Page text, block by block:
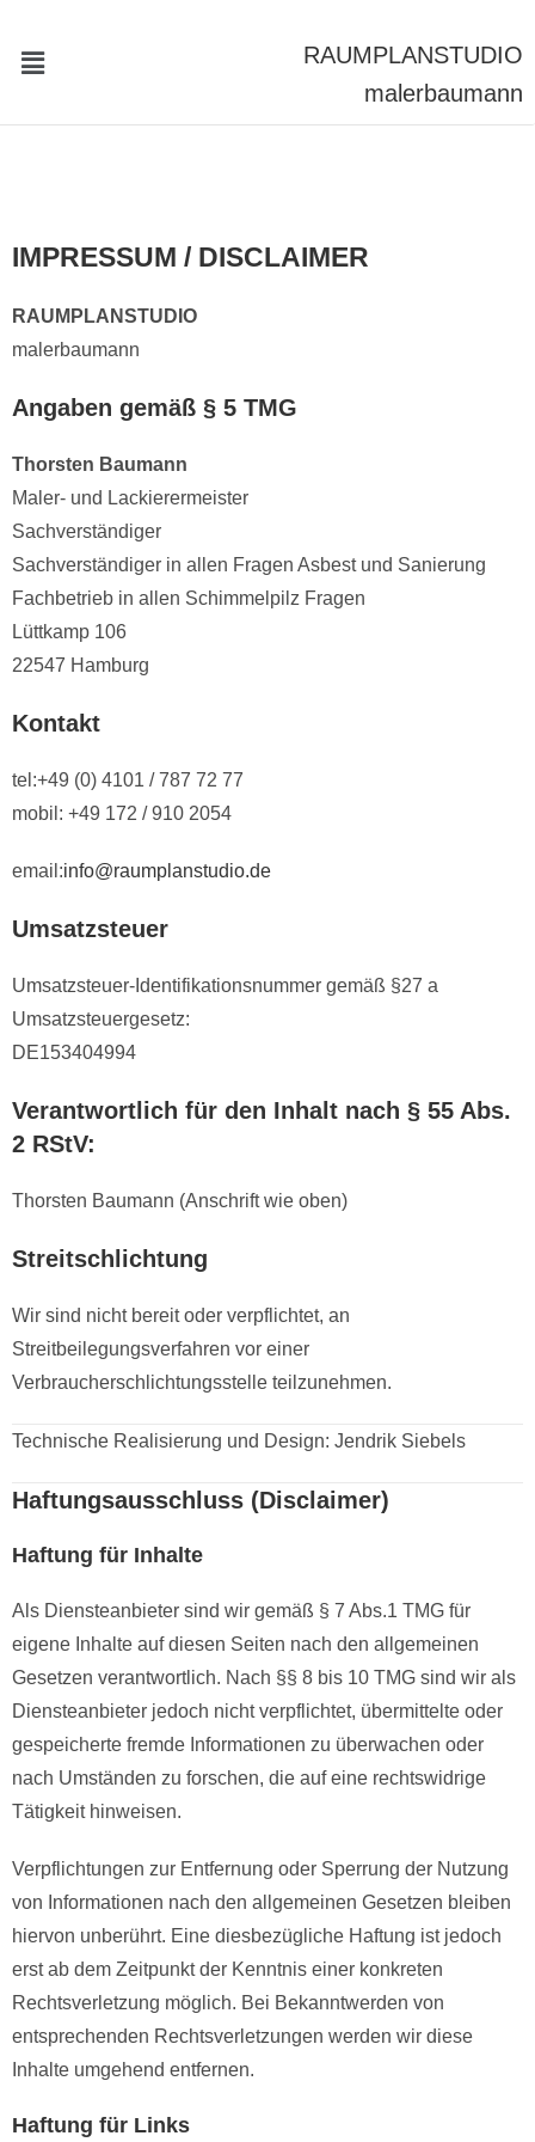
RAUMPLANSTUDIO
malerbaumann
IMPRESSUM / DISCLAIMER
RAUMPLANSTUDIO
malerbaumann
Angaben gemäß § 5 TMG
Thorsten Baumann
Maler- und Lackierermeister
Sachverständiger
Sachverständiger in allen Fragen Asbest und Sanierung
Fachbetrieb in allen Schimmelpilz Fragen
Lüttkamp 106
22547 Hamburg
Kontakt
tel:+49 (0) 4101 / 787 72 77
mobil: +49 172 / 910 2054
email:info@raumplanstudio.de
Umsatzsteuer
Umsatzsteuer-Identifikationsnummer gemäß §27 a
Umsatzsteuergesetz:
DE153404994
Verantwortlich für den Inhalt nach § 55 Abs.
2 RStV:
Thorsten Baumann (Anschrift wie oben)
Streitschlichtung
Wir sind nicht bereit oder verpflichtet, an
Streitbeilegungsverfahren vor einer
Verbraucherschlichtungsstelle teilzunehmen.
Technische Realisierung und Design: Jendrik Siebels
Haftungsausschluss (Disclaimer)
Haftung für Inhalte
Als Diensteanbieter sind wir gemäß § 7 Abs.1 TMG für
eigene Inhalte auf diesen Seiten nach den allgemeinen
Gesetzen verantwortlich. Nach §§ 8 bis 10 TMG sind wir als
Diensteanbieter jedoch nicht verpflichtet, übermittelte oder
gespeicherte fremde Informationen zu überwachen oder
nach Umständen zu forschen, die auf eine rechtswidrige
Tätigkeit hinweisen.
Verpflichtungen zur Entfernung oder Sperrung der Nutzung
von Informationen nach den allgemeinen Gesetzen bleiben
hiervon unberührt. Eine diesbezügliche Haftung ist jedoch
erst ab dem Zeitpunkt der Kenntnis einer konkreten
Rechtsverletzung möglich. Bei Bekanntwerden von
entsprechenden Rechtsverletzungen werden wir diese
Inhalte umgehend entfernen.
Haftung für Links